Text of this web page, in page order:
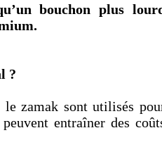
bouchon plus
?
le zamak sont utilisés
entraîner des